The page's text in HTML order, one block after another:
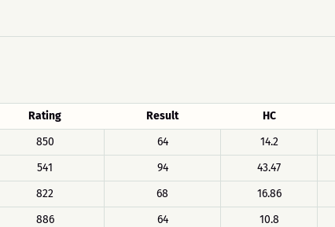
Rating Result HC
850 64 14.2
541 94 43.47
822 68 16.86
886 64 10.8